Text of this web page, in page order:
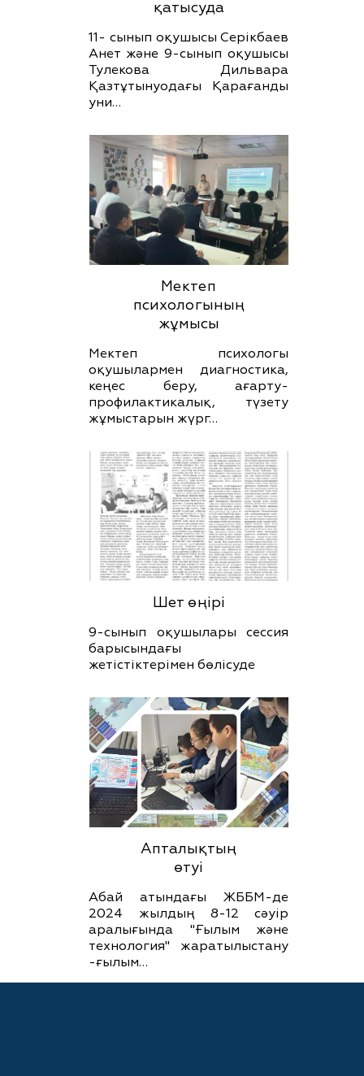
қатысуда
11- сынып оқушысы Серікбаев
Анет және 9-сынып оқушысы
Тулекова Дильвара
Қазтұтынуодағы Қарағанды
уни…
Мектеп
психологының
жұмысы
Мектеп психологы
оқушылармен диагностика,
кеңес беру, ағарту-
профилактикалық, түзету
жұмыстарын жүрг…
Шет өңірі
9-сынып оқушылары сессия
барысындағы
жетістіктерімен бөлісуде
Апталықтың
өтуі
Абай атындағы ЖББМ-де
2024 жылдың 8-12 сәуір
аралығында "Ғылым және
технология" жаратылыстану
-ғылым…